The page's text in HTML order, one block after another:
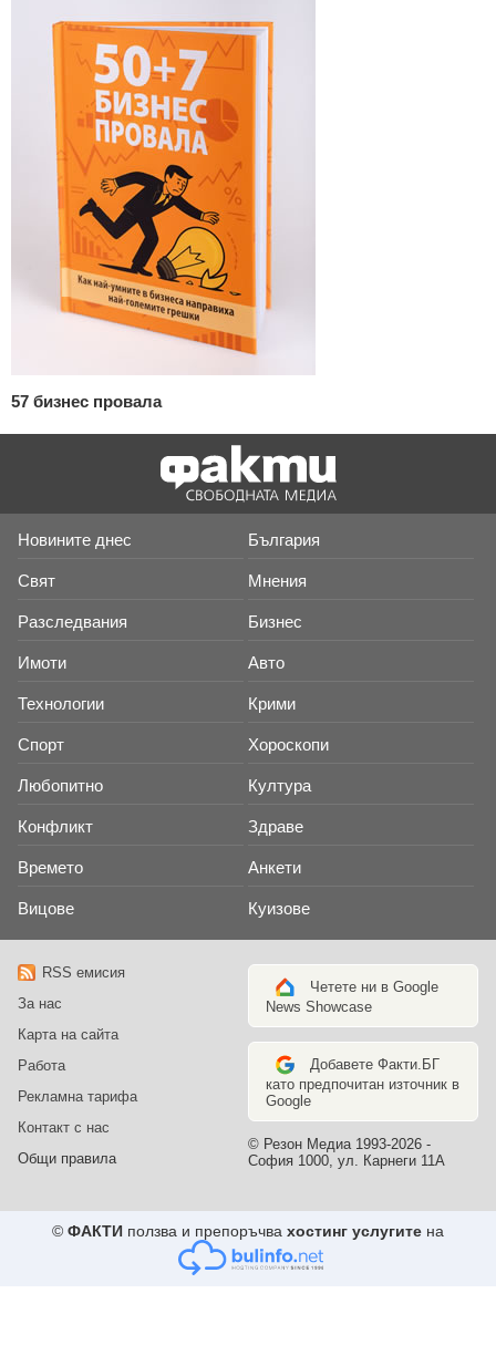
57 бизнес провала
Новините днес България
Свят Мнения
Разследвания Бизнес
Имоти Авто
Технологии Крими
Спорт Хороскопи
Любопитно Култура
Конфликт Здраве
Времето Анкети
Вицове Куизове
RSS емисия
За нас
Карта на сайта
Работа
Рекламна тарифа
Контакт с нас
Общи правила
Четете ни в Google
News Showcase
Добавете Факти.БГ
като предпочитан източник в
Google
© Резон Медиа 1993-2026 -
София 1000, ул. Карнеги 11А
© ФАКТИ ползва и препоръчва хостинг услугите на